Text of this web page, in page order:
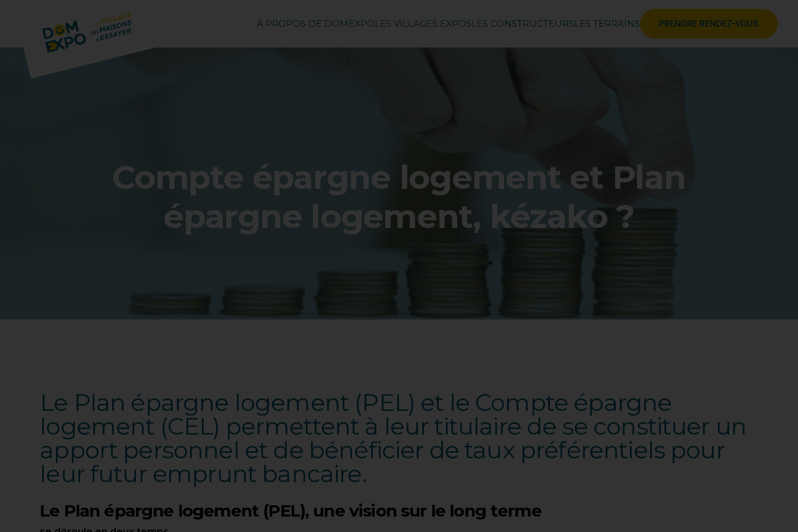
À PROPOS DE DOMEXPOLES VILLAGES EXPOSLES CONSTRUCTEURSLES TERRAINS PRENDRE RENDEZ-VOUS
Compte épargne logement et Plan
épargne logement, kézako ?
Le Plan épargne logement (PEL) et le Compte épargne
logement (CEL) permettent à leur titulaire de se constituer un
apport personnel et de bénéficier de taux préférentiels pour
leur futur emprunt bancaire.
Le Plan épargne logement (PEL), une vision sur le long terme